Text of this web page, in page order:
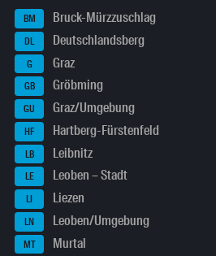
BM Bruck-Mürzzuschlag
DL Deutschlandsberg
G Graz
GB Gröbming
GU Graz/Umgebung
HF Hartberg-Fürstenfeld
LB Leibnitz
LE Leoben – Stadt
LI Liezen
LN Leoben/Umgebung
MT Murtal